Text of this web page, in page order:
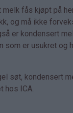
melk fås kjøpt på
og må ikke
er kondensert
som er usukret og
søt, kondensert
hos ICA.